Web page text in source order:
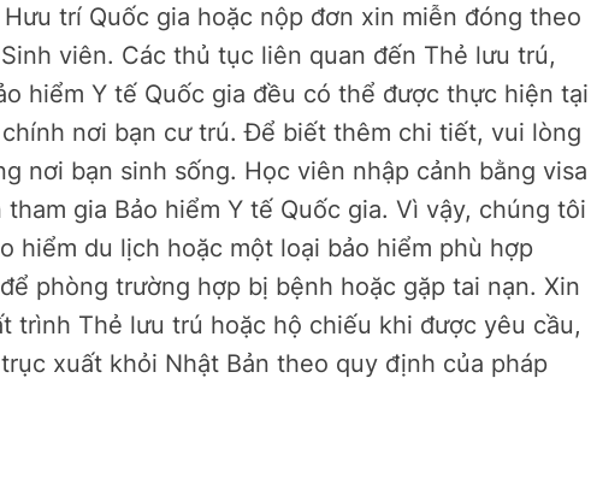
trí Quốc gia hoặc nộp đơn xin miễn đóng theo
viên. Các thủ tục liên quan đến Thẻ lưu trú,
hiểm Y tế Quốc gia đều có thể được thực hiện tại
nơi bạn cư trú. Để biết thêm chi tiết, vui lòng
nơi bạn sinh sống. Học viên nhập cảnh bằng visa
gia Bảo hiểm Y tế Quốc gia. Vì vậy, chúng tôi
hiểm du lịch hoặc một loại bảo hiểm phù hợp
phòng trường hợp bị bệnh hoặc gặp tai nạn. Xin
trình Thẻ lưu trú hoặc hộ chiếu khi được yêu cầu,
xuất khỏi Nhật Bản theo quy định của pháp